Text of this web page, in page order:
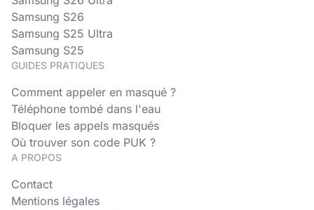
Samsung S26
Samsung S25 Ultra
Samsung S25
GUIDES PRATIQUES
Comment appeler en masqué ?
Téléphone tombé dans l'eau
Bloquer les appels masqués
Où trouver son code PUK ?
A PROPOS
Contact
Mentions légales